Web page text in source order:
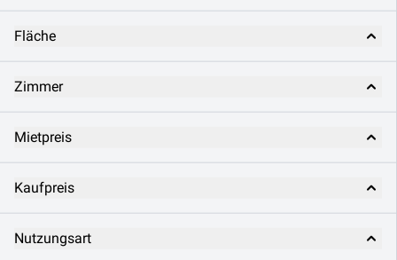
Fläche
Zimmer
Mietpreis
Kaufpreis
Nutzungsart